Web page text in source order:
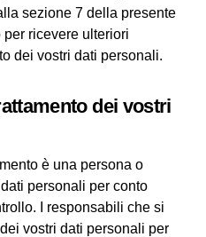
sezione 7 della presente
per ricevere ulteriori
dei vostri dati personali.
dei vostri
è una persona o
personali per conto
I responsabili che si
vostri dati personali per